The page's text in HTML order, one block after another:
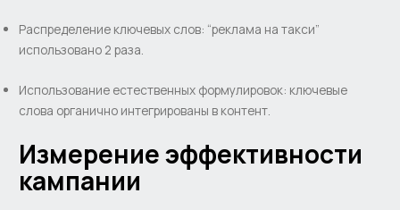
Распределение ключевых слов: “реклама на такси”
использовано 2 раза.
Использование естественных формулировок: ключевые
слова органично интегрированы в контент.
Измерение эффективности
кампании